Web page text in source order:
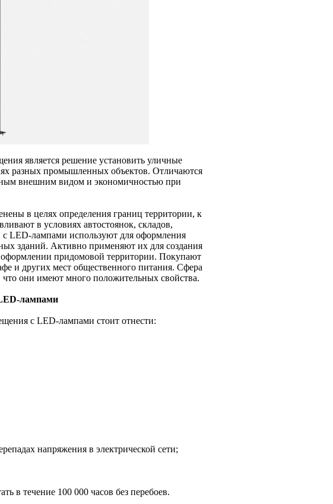
является решение установить уличные
разных промышленных объектов. Отличаются
внешним видом и экономичностью при
в целях определения границ территории, к
в условиях автостоянок, складов,
LED-лампами используют для оформления
зданий. Активно применяют их для создания
придомовой территории. Покупают
и других мест общественного питания. Сфера
они имеют много положительных свойства.
лампами
с LED-лампами стоит отнести:
напряжения в электрической сети;
в течение 100 000 часов без перебоев.